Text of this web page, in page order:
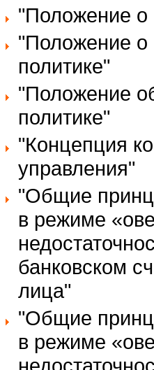
"Положение о
"Положение о
политике"
"Положение
политике"
"Концепция
управления"
"Общие
в режиме
банковском
лица"
"Общие
в режиме